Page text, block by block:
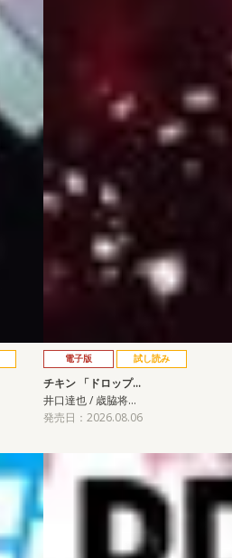
電子版 試し読み
チキン 「ドロップ…
井口達也 / 歳脇将…
発売日：2026.08.06